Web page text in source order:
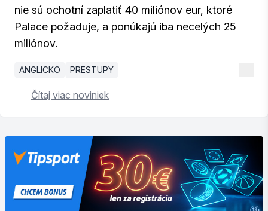
nie sú ochotní zaplatiť 40 miliónov eur, ktoré
Palace požaduje, a ponúkajú iba necelých 25
miliónov.
ANGLICKO PRESTUPY
Čítaj viac noviniek